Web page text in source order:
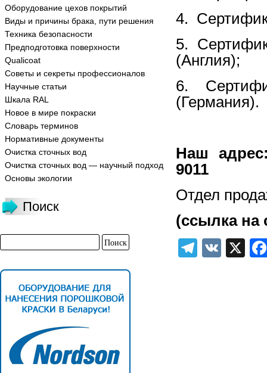
Оборудование цехов покрытий
Виды и причины брака, пути решения
Техника безопасности
Предподготовка поверхности
Qualicoat
Советы и секреты профессионалов
Научные статьи
Шкала RAL
Новое в мире покраски
Словарь терминов
Нормативные документы
Очистка сточных вод
Очистка сточных вод — научный подход
Основы экологии
Поиск
4.
5.
(Англия);
6.
(Германия).
Наш
9011
Отдел
(ссылка на
VK X